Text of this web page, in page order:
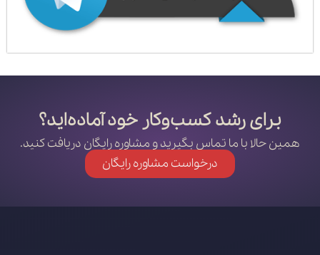
برای رشد کسب‌وکار خود آماده‌اید؟
همین حالا با ما تماس بگیرید و مشاوره رایگان دریافت کنید.
درخواست مشاوره رایگان